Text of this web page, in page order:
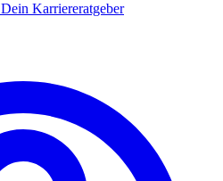
Dein Karriereratgeber